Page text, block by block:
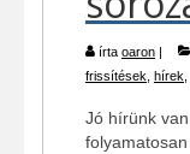
írta oaron
frissítések, hírek,
Jó hírünk